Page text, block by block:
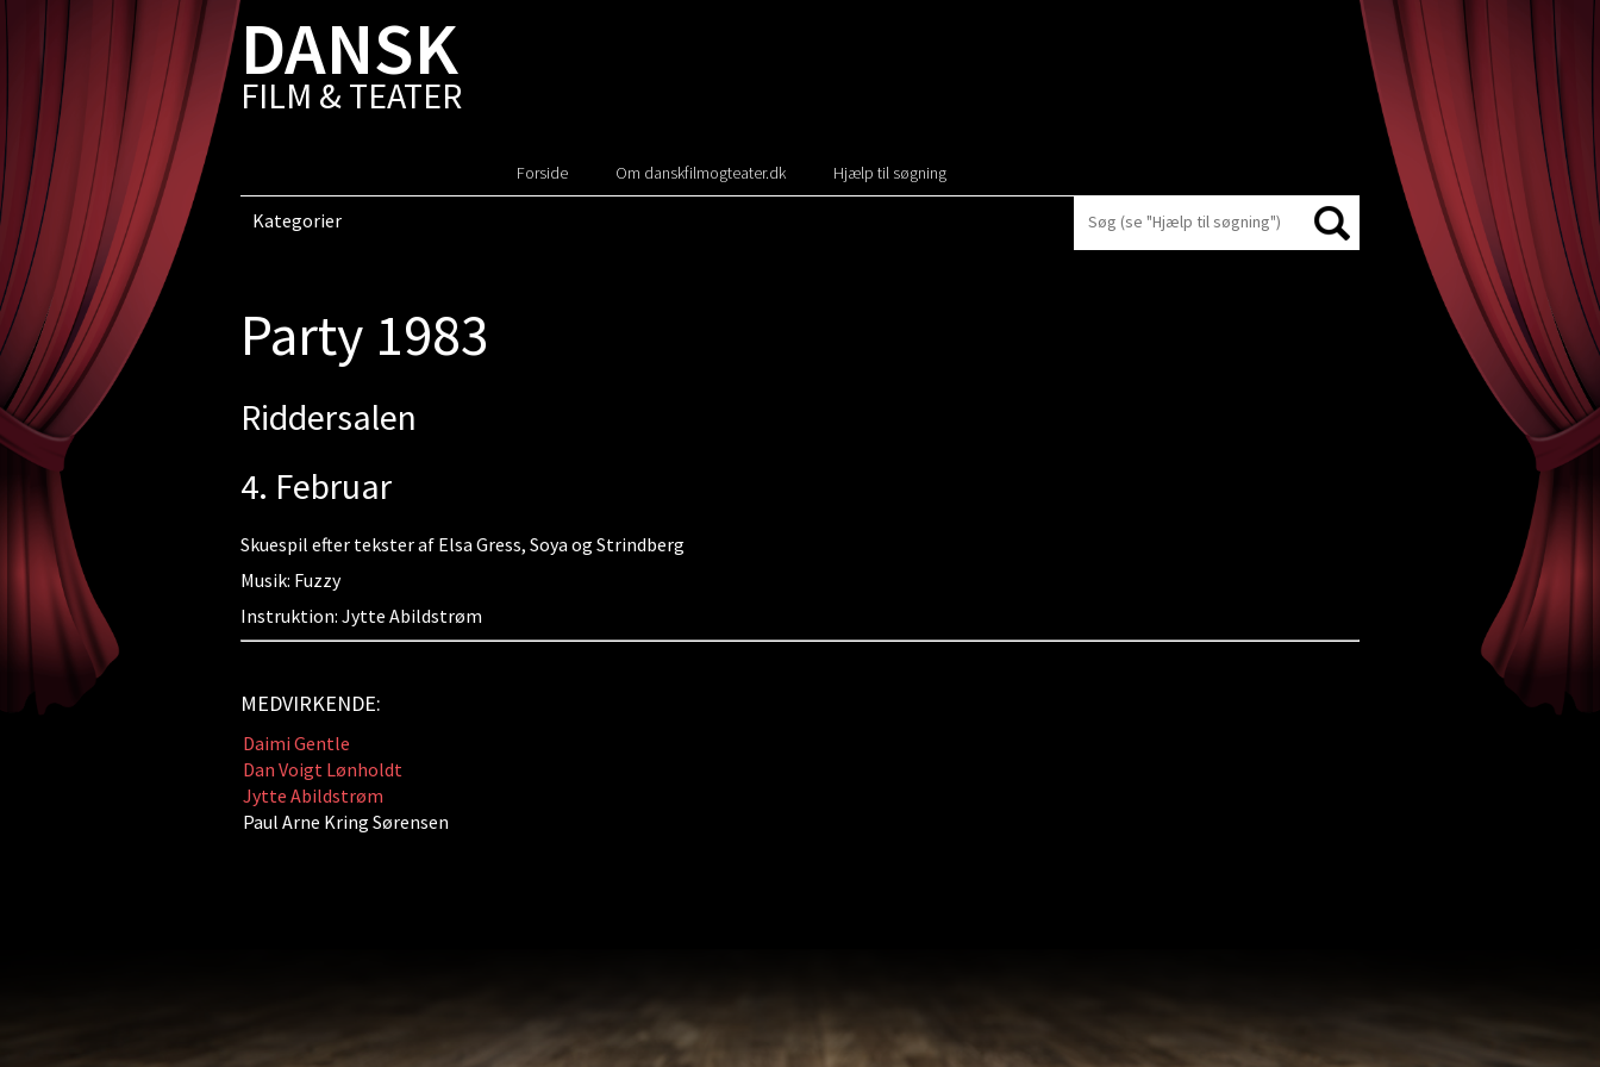
DANSK
FILM & TEATER
Forside Om danskfilmogteater.dk Hjælp til søgning
Kategorier
Party 1983
Riddersalen
4. Februar
Skuespil efter tekster af Elsa Gress, Soya og Strindberg
Musik: Fuzzy
Instruktion: Jytte Abildstrøm
MEDVIRKENDE:
Daimi Gentle
Dan Voigt Lønholdt
Jytte Abildstrøm
Paul Arne Kring Sørensen